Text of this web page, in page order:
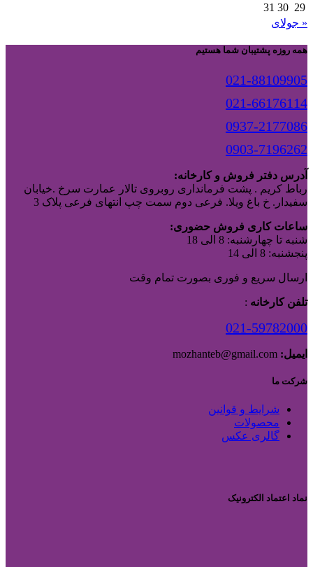
29
30
31
« جولای
همه روزه پشتیبان شما هستیم
021-88109905
021-66176114
0937-2177086
0903-7196262
آدرس دفتر فروش و کارخانه:
رباط کریم . پشت فرمانداری روبروی تالار عمارت سرخ .خیابان
سفیدار. خ باغ ویلا. فرعی دوم سمت چپ انتهای فرعی پلاک 3
ساعات کاری فروش حضوری:
شنبه تا چهارشنبه: 8 الی 18
پنجشنبه: 8 الی 14
ارسال سریع و فوری بصورت تمام وقت
تلفن کارخانه :
021-59782000
ایمیل:
شرکت ما
شرایط و قوانین
محصولات
گالری عکس
نماد اعتماد الکترونیک